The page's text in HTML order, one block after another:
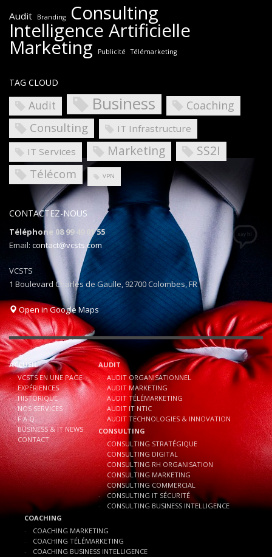
Audit Branding Consulting
Intelligence Artificielle
Marketing Publicité Télémarketing
TAG CLOUD
Audit Business Coaching
Consulting
IT Infrastructure
IT Services
Marketing SS2I
Télécom VPN
CONTACTEZ-NOUS
Téléphone 08 99 49 01 55
Email: contact@vcsts.com
VCSTS
1 Boulevard Charles de Gaulle, 92700 Colombes, FR
Open in Google Maps
ACCUEIL
VCSTS EN UNE PAGE
EXPÉRIENCES
HISTORIQUE
NOS SERVICES
F.A.Q.
BUSINESS & IT NEWS
CONTACT
AUDIT
AUDIT ORGANISATIONNEL
AUDIT MARKETING
AUDIT TÉLÉMARKETING
AUDIT IT NTIC
AUDIT TECHNOLOGIES & INNOVATION
CONSULTING
CONSULTING STRATÉGIQUE
CONSULTING DIGITAL
CONSULTING RH ORGANISATION
CONSULTING MARKETING
CONSULTING COMMERCIAL
CONSULTING IT SÉCURITÉ
CONSULTING BUSINESS INTELLIGENCE
COACHING
COACHING MARKETING
COACHING TÉLÉMARKETING
COACHING BUSINESS INTELLIGENCE